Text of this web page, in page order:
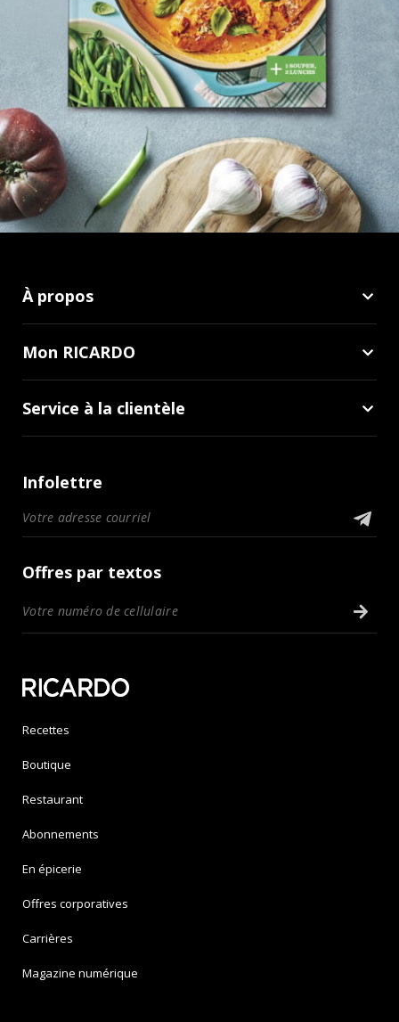
À propos
Mon RICARDO
Service à la clientèle
Infolettre
Offres par textos
Recettes
Boutique
Restaurant
Abonnements
En épicerie
Offres corporatives
Carrières
Magazine numérique